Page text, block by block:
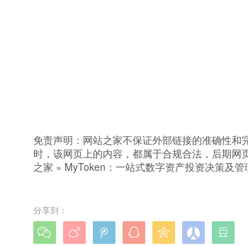
免责声明：网站之家不保证外部链接的准确性
时，该网页上的内容，都属于合规合法，后期网
之家 » MyToken：一站式数字资产投资决策及管
分享到：
      